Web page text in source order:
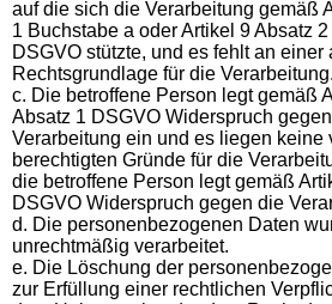
auf die sich die Verarbeitung gemäß
1 Buchstabe a oder Artikel 9 Absatz
DSGVO stützte, und es fehlt an einer
Rechtsgrundlage für die Verarbeitung.
c. Die betroffene Person legt gemäß
Absatz 1 DSGVO Widerspruch
Verarbeitung ein und es liegen keine
berechtigten Gründe für die
die betroffene Person legt gemäß
DSGVO Widerspruch gegen die
d. Die personenbezogenen Daten
unrechtmäßig verarbeitet.
e. Die Löschung der
zur Erfüllung einer rechtlichen